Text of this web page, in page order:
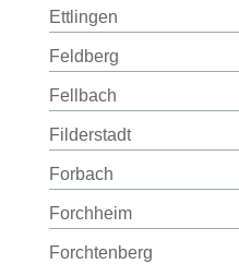
Ettlingen
Feldberg
Fellbach
Filderstadt
Forbach
Forchheim
Forchtenberg